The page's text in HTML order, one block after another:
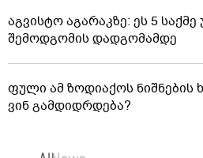
აგვისტო აგარაკზე: ეს 5
შემოდგომის დადგომამდე
ფული ამ ზოდიაქოს ნიშნების
ვინ გამდიდრდება?